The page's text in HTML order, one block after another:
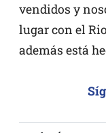
vendidos y
lugar con el
además está